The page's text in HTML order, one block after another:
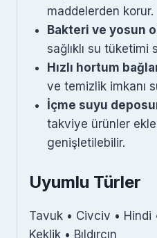
maddelerden korur.
Bakteri ve yosun
sağlıklı su tüketimi
Hızlı hortum
ve temizlik imkanı
İçme suyu
takviye ürünler
genişletilebilir.
Uyumlu Türler
Tavuk • Civciv • Hindi
Keklik • Bıldırcın